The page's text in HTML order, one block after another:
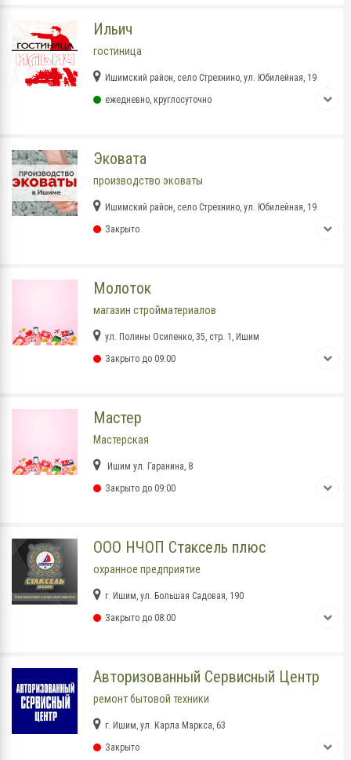
Ильич
гостиница
Ишимский район, село Стрехнино, ул. Юбилейная, 19
ежедневно, круглосуточно
Эковата
производство эковаты
Ишимский район, село Стрехнино, ул. Юбилейная, 19
Закрыто
Молоток
магазин стройматериалов
ул. Полины Осипенко, 35, стр. 1, Ишим
Закрыто до 09:00
Мастер
Мастерская
Ишим ул. Гаранина, 8
Закрыто до 09:00
ООО НЧОП Стаксель плюс
охранное предприятие
г. Ишим, ул. Большая Садовая, 190
Закрыто до 08:00
Авторизованный Сервисный Центр
ремонт бытовой техники
г. Ишим, ул. Карла Маркса, 63
Закрыто